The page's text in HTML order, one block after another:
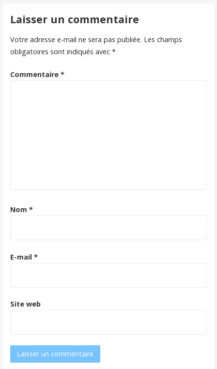
l’article
Laisser un commentaire
Votre adresse e-mail ne sera pas publiée. Les champs
obligatoires sont indiqués avec *
Commentaire *
Nom *
E-mail *
Site web